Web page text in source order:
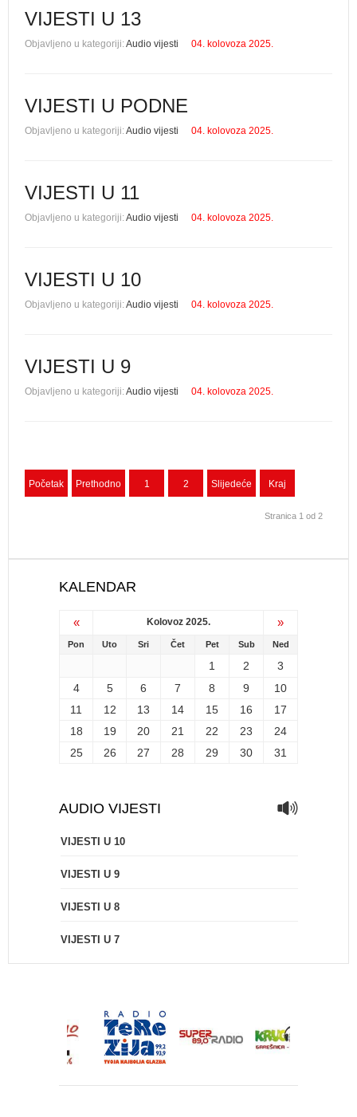
VIJESTI U 13
Objavljeno u kategoriji:Audio vijesti 04. kolovoza 2025.
VIJESTI U PODNE
Objavljeno u kategoriji:Audio vijesti 04. kolovoza 2025.
VIJESTI U 11
Objavljeno u kategoriji:Audio vijesti 04. kolovoza 2025.
VIJESTI U 10
Objavljeno u kategoriji:Audio vijesti 04. kolovoza 2025.
VIJESTI U 9
Objavljeno u kategoriji:Audio vijesti 04. kolovoza 2025.
Početak Prethodno 1 2 Slijedeće Kraj
Stranica 1 od 2
KALENDAR
« Kolovoz 2025. »
Pon Uto Sri Čet Pet Sub Ned
1 2
3
4
5 6 7 8 9
10
11
12 13 14 15 16
17
18
19 20 21 22 23
24
25
26 27 28 29 30 31
AUDIO VIJESTI
VIJESTI U 10
VIJESTI U 9
VIJESTI U 8
VIJESTI U 7